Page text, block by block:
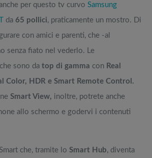
per questo tv curvo Samsung
da 65 pollici, praticamente un mostro. Di
con amici e parenti, che -al
senza fiato nel vederlo. Le
sono da top di gamma con Real
Color, HDR e Smart Remote Control.
Smart View, inoltre, potrete anche
allo schermo e godervi i contenuti
che, tramite lo Smart Hub, diventa